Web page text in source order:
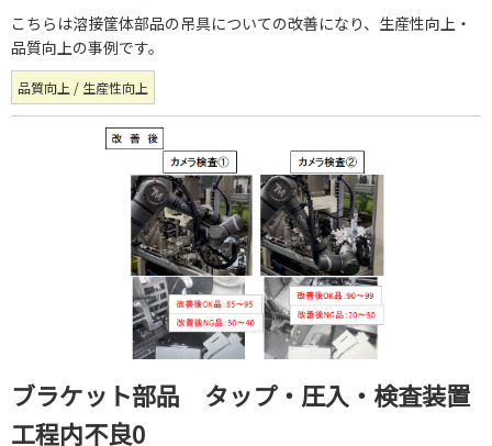
こちらは溶接筐体部品の吊具についての改善になり、生産性向上・
品質向上の事例です。
品質向上 / 生産性向上
ブラケット部品 タップ・圧入・検査装置
工程内不良0